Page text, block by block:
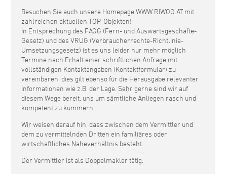
Besuchen Sie auch unsere Homepage WWW.RIWOG.AT mit
zahlreichen aktuellen TOP-Objekten!
In Entsprechung des FAGG (Fern- und Auswärtsgeschäfte-
Gesetz) und des VRUG (Verbraucherrechte-Richtlinie-
Umsetzungsgesetz) ist es uns leider nur mehr möglich
Termine nach Erhalt einer schriftlichen Anfrage mit
vollständigen Kontaktangaben (Kontaktformular) zu
vereinbaren, dies gilt ebenso für die Herausgabe relevanter
Informationen wie z.B. der Lage. Sehr gerne sind wir auf
diesem Wege bereit, uns um sämtliche Anliegen rasch und
kompetent zu kümmern.
Wir weisen darauf hin, dass zwischen dem Vermittler und
dem zu vermittelnden Dritten ein familiäres oder
wirtschaftliches Naheverhältnis besteht.
Der Vermittler ist als Doppelmakler tätig.